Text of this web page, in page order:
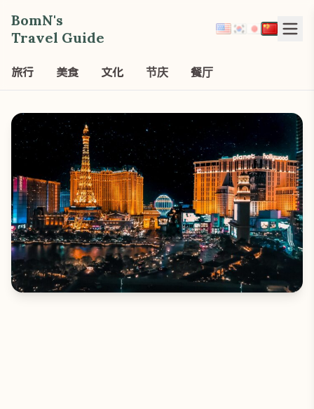
BomN's
Travel Guide
旅行 美食 文化 节庆 餐厅